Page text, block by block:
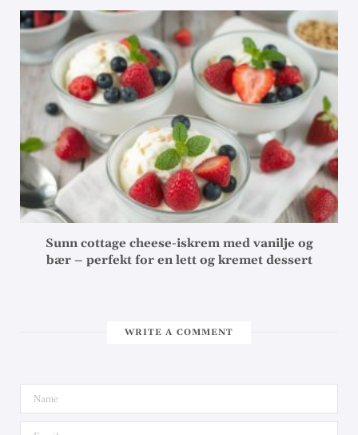
Sunn cottage cheese-iskrem med vanilje og
bær – perfekt for en lett og kremet dessert
WRITE A COMMENT